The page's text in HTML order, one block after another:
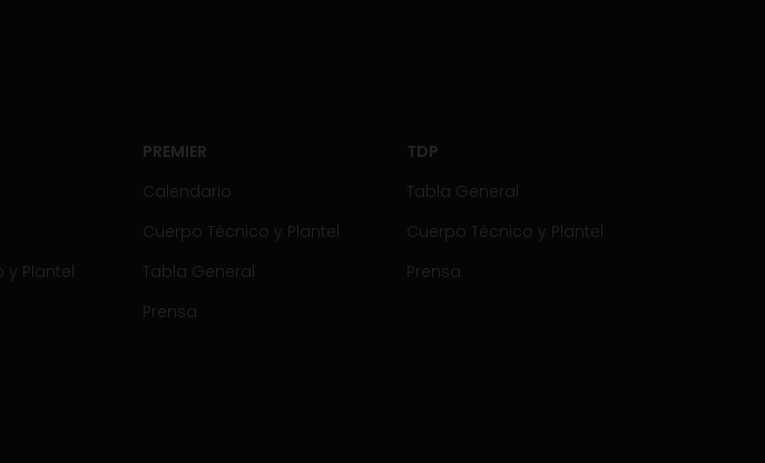
y Plantel
PREMIER
Calendario
Cuerpo Técnico y Plantel
Tabla General
Prensa
TDP
Tabla General
Cuerpo Técnico y Plantel
Prensa